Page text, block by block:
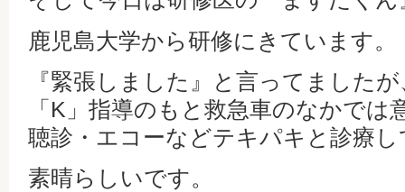
鹿児島大学から研修にきています。
『緊張しました』と言ってました
「K」指導のもと救急車のなかでは
聴診・エコーなどテキパキと診療
素晴らしいです。